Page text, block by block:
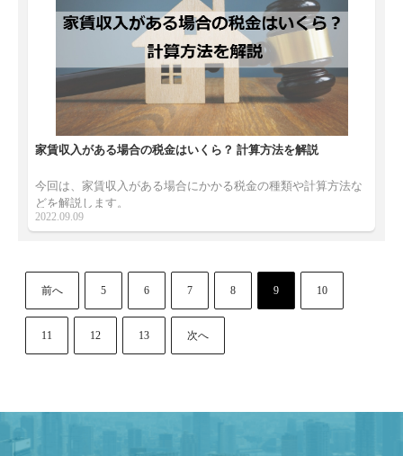
家賃収入がある場合の税金はいくら？ 計算方法を解説
今回は、家賃収入がある場合にかかる税金の種類や計算方法な
どを解説します。
2022.09.09
前へ 5 6 7 8 9 10
11 12 13 次へ